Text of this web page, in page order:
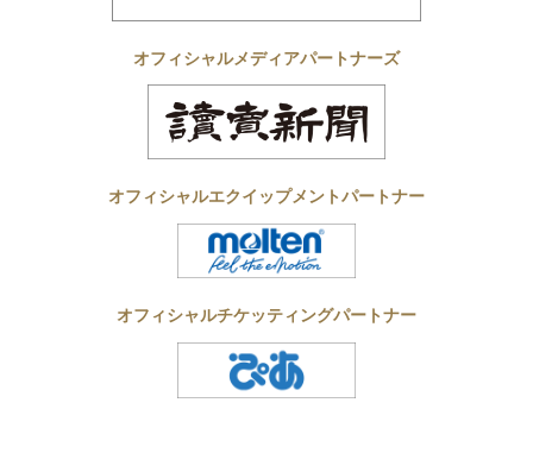
オフィシャルメディアパートナーズ
オフィシャルエクイップメントパートナー
オフィシャルチケッティングパートナー